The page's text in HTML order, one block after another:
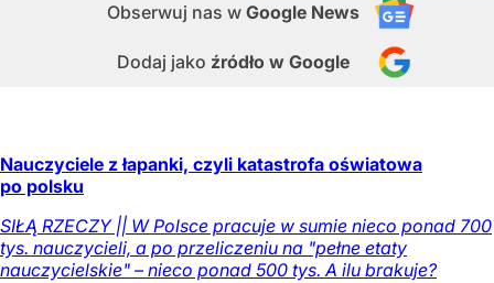
Obserwuj nas w Google News
Dodaj jako źródło w Google
Nauczyciele z łapanki, czyli katastrofa oświatowa
po polsku
SIŁĄ RZECZY || W Polsce pracuje w sumie nieco ponad 700
tys. nauczycieli, a po przeliczeniu na "pełne etaty
nauczycielskie" – nieco ponad 500 tys. A ilu brakuje?